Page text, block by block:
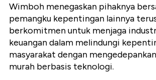
Wimboh menegaskan pihaknya
pemangku kepentingan lainnya
berkomitmen untuk menjaga
keuangan dalam melindungi
masyarakat dengan
murah berbasis teknologi.